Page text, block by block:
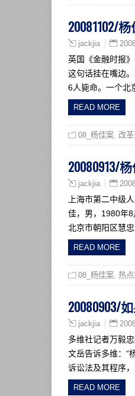
20081102/
jackjia
英国《金融时报
这句话挂在嘴边
6人毙命。一个北
READ MORE
08_杨佳案 改
20080913/
jackjia
上海市第二中级
佳，男，1980年
北京市朝阳区慧
READ MORE
08_杨佳案 热
20080903/
jackjia
多维社记者万毅
文岳告诉多维：“
诉讼法及其程序
READ MORE